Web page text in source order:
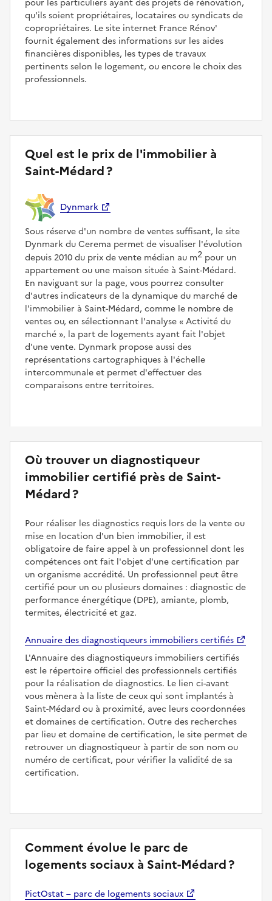
pour les particuliers ayant des projets de rénovation,
qu'ils soient propriétaires, locataires ou syndicats de
copropriétaires. Le site internet France Rénov'
fournit également des informations sur les aides
financières disponibles, les types de travaux
pertinents selon le logement, ou encore le choix des
professionnels.
Quel est le prix de l'immobilier à
Saint-Médard ?
Dynmark
Sous réserve d'un nombre de ventes suffisant, le site
Dynmark du Cerema permet de visualiser l'évolution
depuis 2010 du prix de vente médian au m2 pour un
appartement ou une maison située à Saint-Médard.
En naviguant sur la page, vous pourrez consulter
d'autres indicateurs de la dynamique du marché de
l'immobilier à Saint-Médard, comme le nombre de
ventes ou, en sélectionnant l'analyse
Activité du
marché , la part de logements ayant fait l'objet
d'une vente. Dynmark propose aussi des
représentations cartographiques à l'échelle
intercommunale et permet d'effectuer des
comparaisons entre territoires.
Où trouver un diagnostiqueur
immobilier certifié près de Saint-
Médard ?
Pour réaliser les diagnostics requis lors de la vente ou
mise en location d'un bien immobilier, il est
obligatoire de faire appel à un professionnel dont les
compétences ont fait l'objet d'une certification par
un organisme accrédité. Un professionnel peut être
certifié pour un ou plusieurs domaines : diagnostic de
performance énergétique (DPE), amiante, plomb,
termites, électricité et gaz.
Annuaire des diagnostiqueurs immobiliers certifiés
L'Annuaire des diagnostiqueurs immobiliers certifiés
est le répertoire officiel des professionnels certifiés
pour la réalisation de diagnostics. Le lien ci-avant
vous mènera à la liste de ceux qui sont implantés à
Saint-Médard ou à proximité, avec leurs coordonnées
et domaines de certification. Outre des recherches
par lieu et domaine de certification, le site permet de
retrouver un diagnostiqueur à partir de son nom ou
numéro de certificat, pour vérifier la validité de sa
certification.
Comment évolue le parc de
logements sociaux à Saint-Médard ?
PictOstat – parc de logements sociaux